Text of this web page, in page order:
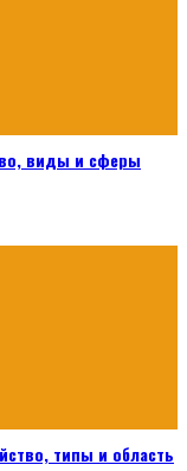
виды и сферы
типы и область